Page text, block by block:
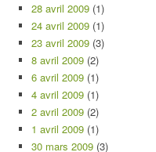
28 avril 2009 (1)
24 avril 2009 (1)
23 avril 2009 (3)
8 avril 2009 (2)
6 avril 2009 (1)
4 avril 2009 (1)
2 avril 2009 (2)
1 avril 2009 (1)
30 mars 2009 (3)